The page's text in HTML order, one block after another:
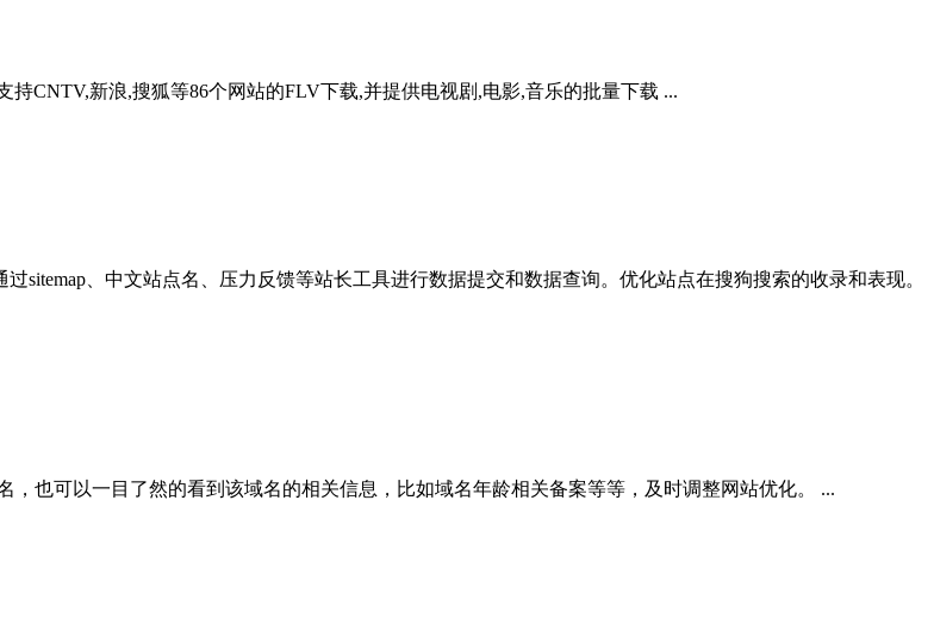
CNTV,新浪,搜狐等86个网站的FLV下载,并提供电视剧,电影,音乐的批量下载 ...
sitemap、中文站点名、压力反馈等站长工具进行数据提交和数据查询。优化站点在搜狗搜索的收录和表现。
也可以一目了然的看到该域名的相关信息，比如域名年龄相关备案等等，及时调整网站优化。 ...